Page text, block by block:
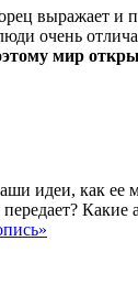
выражает и
очень
мир
идеи, как ее
Какие